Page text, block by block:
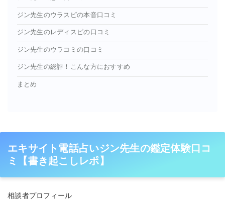
ジン先生のウラスピの本音口コミ
ジン先生のレディスピの口コミ
ジン先生のウラコミの口コミ
ジン先生の総評！こんな方におすすめ
まとめ
エキサイト電話占いジン先生の鑑定体験口コ
ミ【書き起こしレポ】
相談者プロフィール